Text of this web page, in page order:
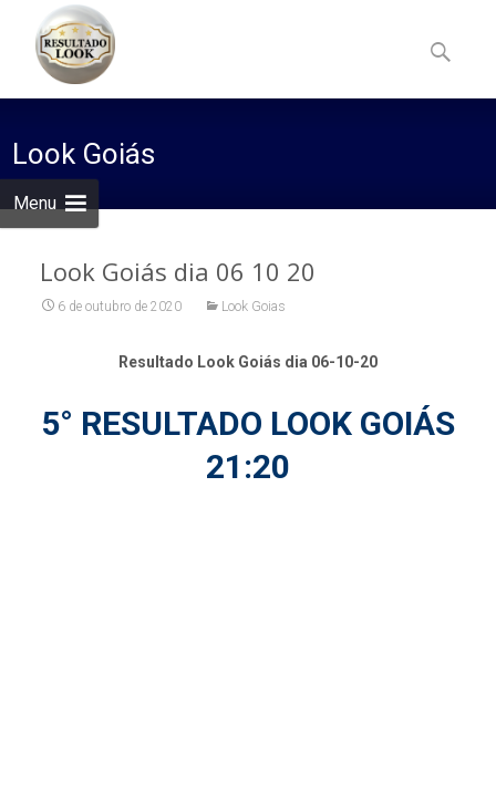
Menu
to
content
por:
Look Goiás
Look Goiás dia 06 10 20
6 de outubro de 2020 Look Goias
Resultado Look Goiás dia 06-10-20
5° RESULTADO LOOK GOIÁS
21:20